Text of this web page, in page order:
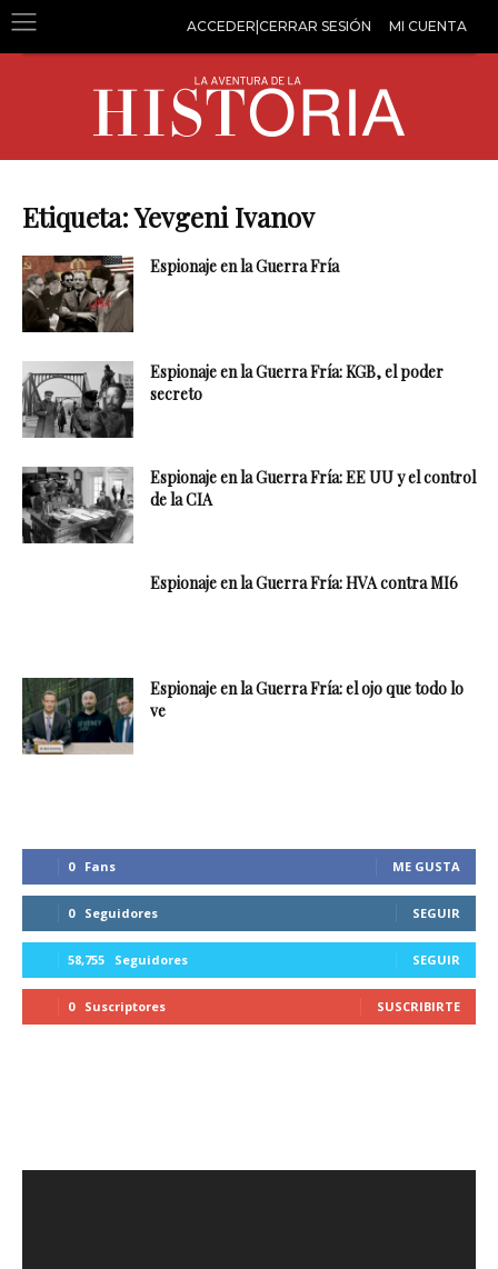
ACCEDER|CERRAR SESIÓN MI CUENTA
Etiqueta: Yevgeni Ivanov
Espionaje en la Guerra Fría
Espionaje en la Guerra Fría: KGB, el poder
secreto
Espionaje en la Guerra Fría: EE UU y el control
de la CIA
Espionaje en la Guerra Fría: HVA contra MI6
Espionaje en la Guerra Fría: el ojo que todo lo
ve
0 Fans ME GUSTA
0 Seguidores SEGUIR
58,755 Seguidores SEGUIR
0 Suscriptores SUSCRIBIRTE